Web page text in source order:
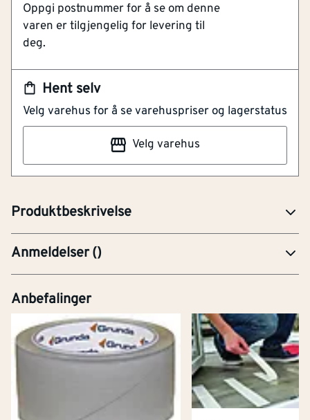
Hent selv
Velg varehus for å se varehuspriser og lagerstatus
Velg varehus
Oppgi postnummer for å se om denne
varen er tilgjengelig for levering til
deg.
Produktbeskrivelse
NOBB 51751136
101216182
Anmeldelser()
Anbefalinger